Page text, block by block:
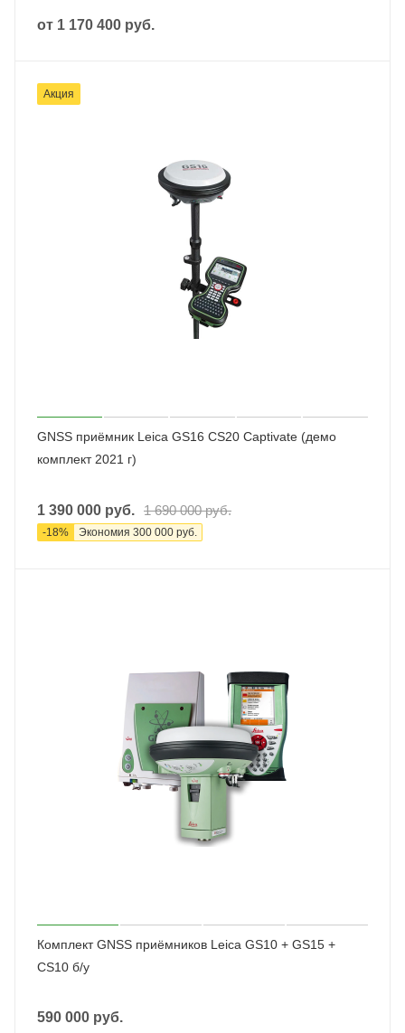
от 1 170 400 руб.
Акция
GNSS приёмник Leica GS16 CS20 Captivate (демо
комплект 2021 г)
1 390 000 руб. 1 690 000руб.
-18% Экономия 300 000 руб.
Комплект GNSS приёмников Leica GS10 + GS15 +
CS10 б/у
590 000 руб.